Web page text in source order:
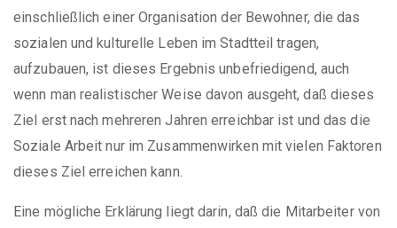
einschließlich einer Organisation der Bewohner, die das
sozialen und kulturelle Leben im Stadtteil tragen,
aufzubauen, ist dieses Ergebnis unbefriedigend, auch
wenn man realistischer Weise davon ausgeht, daß dieses
Ziel erst nach mehreren Jahren erreichbar ist und das die
Soziale Arbeit nur im Zusammenwirken mit vielen Faktoren
dieses Ziel erreichen kann.
Eine mögliche Erklärung liegt darin, daß die Mitarbeiter von